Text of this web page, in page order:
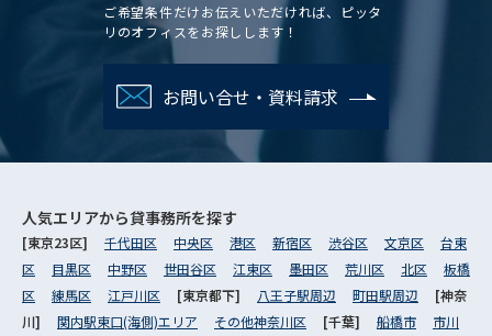
ご希望条件だけお伝えいただければ、ピッタ
リのオフィスをお探しします！
お問い合せ・資料請求
人気エリアから貸事務所を探す
[東京23区] 千代田区 中央区 港区 新宿区 渋谷区 文京区
台東
区
目黒区 中野区 世田谷区 江東区 墨田区 荒川区 北区
板橋
区
練馬区 江戸川区 [東京都下] 八王子駅周辺 町田駅周辺
[神奈
川] 関内駅東口(海側)エリア その他神奈川区 [千葉] 船橋市
市川